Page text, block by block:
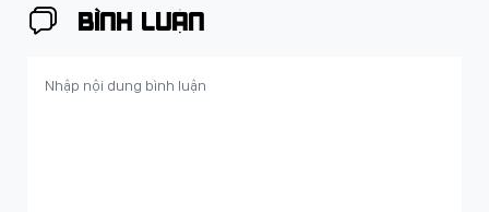
BÌNH LUẬN